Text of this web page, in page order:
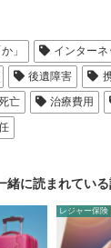
か」 インターネ
後遺障害
亡 治療費用
緒に読まれてい
レジャー保険